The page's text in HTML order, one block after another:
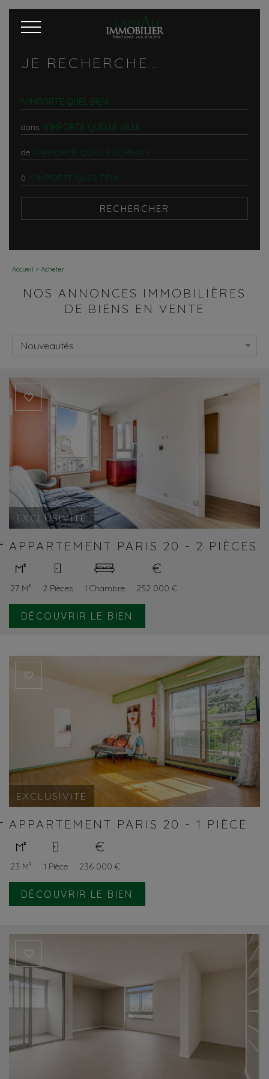
JE RECHERCHE...
N'IMPORTE QUEL BIEN
dans N'IMPORTE QUELLE VILLE
de
à
Accueil > Acheter
NOS ANNONCES IMMOBILIÈRES
DE BIENS EN VENTE
Nouveautés
EXCLUSIVITÉ
APPARTEMENT PARIS 20 - 2 PIÈCES
27 M² 2 Pièces 1 Chambre 252 000 €
DÉCOUVRIR LE BIEN
EXCLUSIVITÉ
APPARTEMENT PARIS 20 - 1 PIÈCE
23 M² 1 Pièce 236 000 €
DÉCOUVRIR LE BIEN